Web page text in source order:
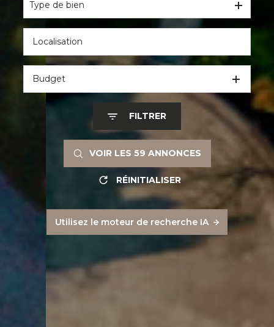
Type de bien
Budget
FILTRER
VOIR LES 59 ANNONCES
RÉINITIALISER
Utilisez le moteur de recherche IA